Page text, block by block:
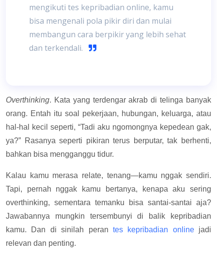
mengikuti tes kepribadian online, kamu
bisa mengenali pola pikir diri dan mulai
membangun cara berpikir yang lebih sehat
dan terkendali.
Overthinking. Kata yang terdengar akrab di telinga banyak
orang. Entah itu soal pekerjaan, hubungan, keluarga, atau
hal-hal kecil seperti, “Tadi aku ngomongnya kepedean gak,
ya?” Rasanya seperti pikiran terus berputar, tak berhenti,
bahkan bisa mengganggu tidur.
Kalau kamu merasa relate, tenang—kamu nggak sendiri.
Tapi, pernah nggak kamu bertanya, kenapa aku sering
overthinking, sementara temanku bisa santai-santai aja?
Jawabannya mungkin tersembunyi di balik kepribadian
kamu. Dan di sinilah peran tes kepribadian onlinejadi
relevan dan penting.